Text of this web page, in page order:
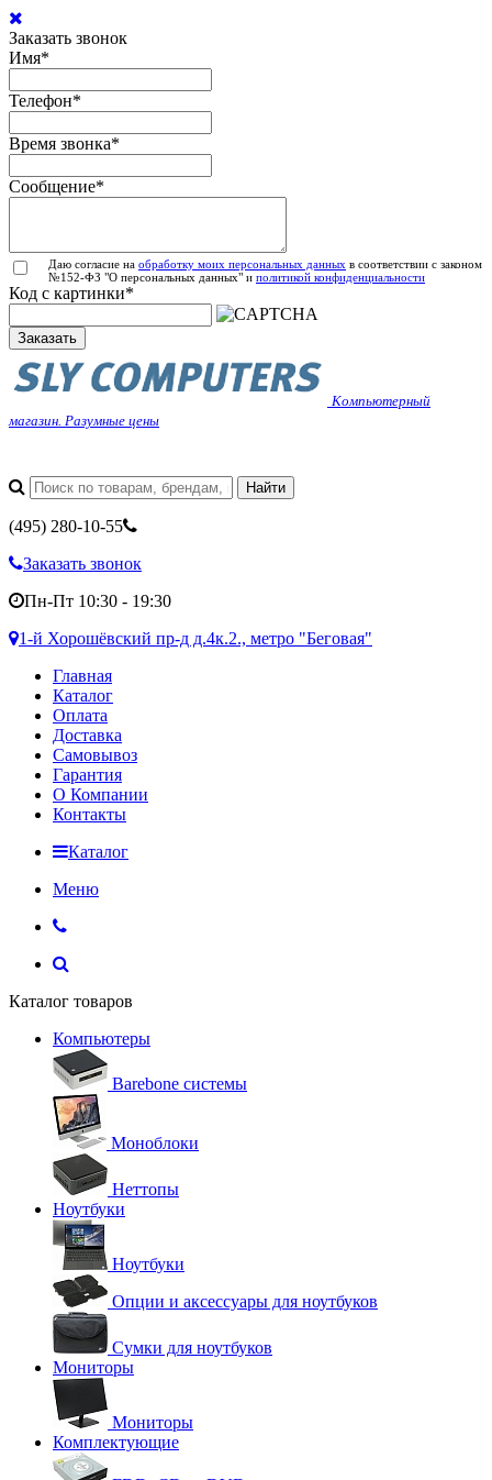
Заказать звонок
Имя*
Телефон*
Время звонка*
Сообщение*
Даю согласие на обработку моих персональных данных в соответствии с законом
№152-ФЗ "О персональных данных" и политикой конфиденциальности
Код с картинки*
Заказать
Компьютерный
магазин. Разумные цены
(495) 280-10-55
Заказать звонок
Пн-Пт 10:30 - 19:30
1-й Хорошёвский пр-д д.4к.2., метро "Беговая"
Главная
Каталог
Оплата
Доставка
Самовывоз
Гарантия
О Компании
Контакты
Каталог
Меню
Каталог товаров
Компьютеры
Barebone системы
Моноблоки
Неттопы
Ноутбуки
Ноутбуки
Опции и аксессуары для ноутбуков
Сумки для ноутбуков
Мониторы
Мониторы
Комплектующие